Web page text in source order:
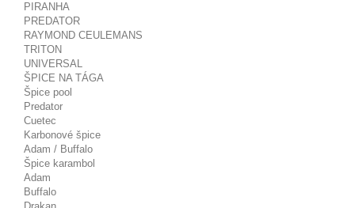
PIRANHA
PREDATOR
RAYMOND CEULEMANS
TRITON
UNIVERSAL
ŠPICE NA TÁGA
Špice pool
Predator
Cuetec
Karbonové špice
Adam / Buffalo
Špice karambol
Adam
Buffalo